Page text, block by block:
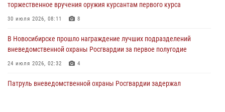
В Новосибирске военнослужащие Росгвардии почтили память детей
– жертв войны в Донбассе
торжественное вручения оружия курсантам первого курса
30 июля 2026, 08:11 8
В Новосибирске прошло награждение лучших подразделений
вневедомственной охраны Росгвардии за первое полугодие
24 июля 2026, 02:32 4
Патруль вневедомственной охраны Росгвардии задержал